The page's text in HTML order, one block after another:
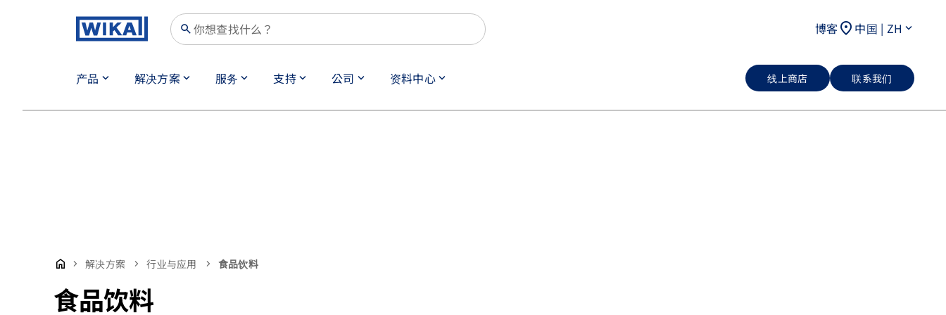
search 博客 location_on 中国 | ZH keyboard_arrow_down
产品 keyboard_arrow_down 解决方案keyboard_arrow_down 服务 keyboard_arrow_down 支持keyboard_arrow_down 公司 keyboard_arrow_down 资料中心keyboard_arrow_down 线上商店 联系我们
解决方案 行业与应用 食品饮料
食品饮料